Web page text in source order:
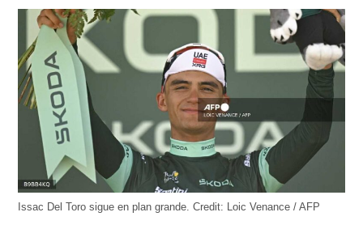
abre
en
una
ventana
nueva)
abre
en
una
ventana
nueva)
abre
en
nueva)
abre
en
nueva)
abre
en
nueva)
Issac Del Toro sigue en plan grande.Credit: Loic Venance / AFP